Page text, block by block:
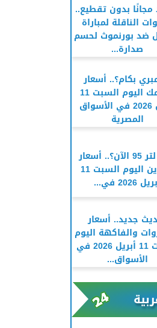
بدون تقطيع..
الناقلة لمباراة
ضد بورنموث لحسم
صدارة...
بكام؟.. أسعار
السمك اليوم السبت 11
أبريل 2026 في الأسواق
المصرية
بكام لتر 95 الآن؟.. أسعار
البنزين اليوم السبت 11
2026 في...
جديد.. أسعار
والفاكهة اليوم
السبت 11 أبريل 2026 في
الأسواق...